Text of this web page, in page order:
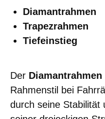
Diamantrahmen
Trapezrahmen
Tiefeinstieg
Der Diamantrahmen
Rahmenstil bei
durch seine Stabilität